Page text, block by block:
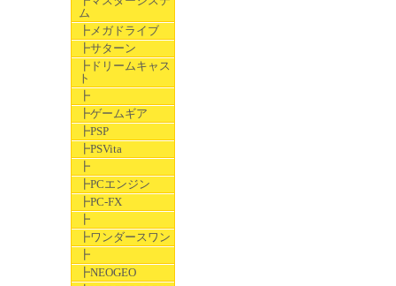
ム
┣メガドライブ
┣サターン
┣ドリームキャス
ト
┣
┣ゲームギア
┣PSP
┣PSVita
┣
┣PCエンジン
┣PC-FX
┣
┣ワンダースワン
┣
┣NEOGEO